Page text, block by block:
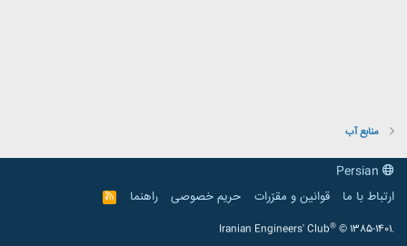
منابع آب
ارتباط با ما
قوانین و مقرّرات حریم خصوصی راهنما
R
S
Iranian Engineers' Club® © 1385-1401.